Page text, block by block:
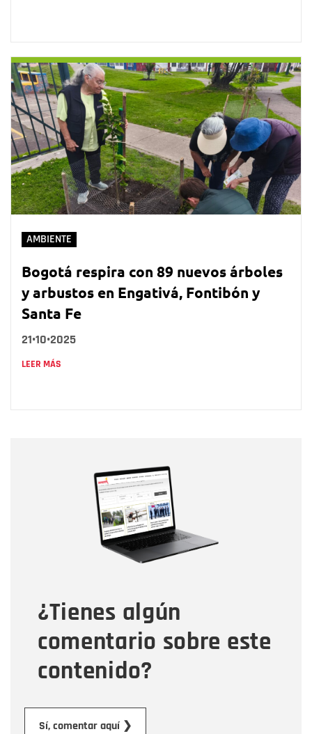
AMBIENTE
Bogotá respira con 89 nuevos árboles
y arbustos en Engativá, Fontibón y
Santa Fe
21•10•2025
LEER MÁS
¿Tienes algún
comentario sobre este
contenido?
Sí, comentar aquí ❯
Correo electrónico
Tipo de comentario
Mensaje